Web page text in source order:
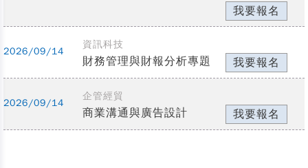
我要報名
2026/09/14
資訊科技
財務管理與財報分析專題 我要報名
2026/09/14
企管經貿
商業溝通與廣告設計 我要報名